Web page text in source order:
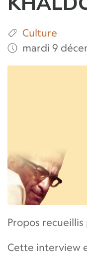
Culture
mardi 9
Propos
Cette interview